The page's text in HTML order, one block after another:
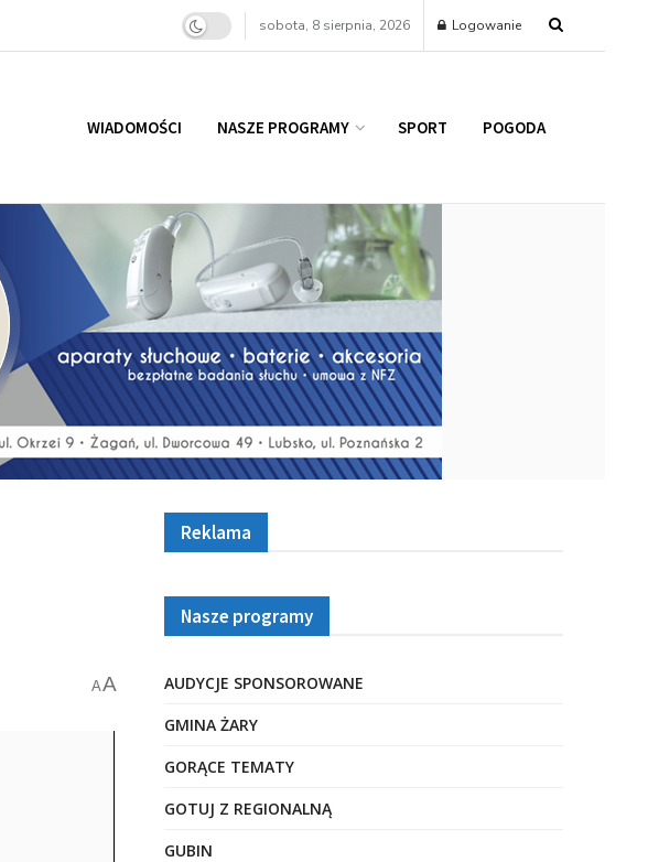
sobota, 8 sierpnia, 2026 Logowanie
WIADOMOŚCI NASZE PROGRAMY SPORT POGODA
AA
Reklama
Nasze programy
AUDYCJE SPONSOROWANE
GMINA ŻARY
GORĄCE TEMATY
GOTUJ Z REGIONALNĄ
GUBIN